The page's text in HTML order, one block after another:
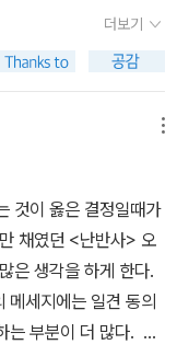
집. 탐정이면서 추리하
듯. <애꾸눈 탐정>
권 더 읽어볼 듯은 한
키 <
와 <하루살이> 이후,
작품은 각각 독립적
기 때문에 연작의 형
인가? 진상 싫어! 그
수가 많은 만큼 실패
많은 작가라고 생각
기, 인물, 인물들이
내는 독특한 형태의
훈한 스토리 자체도 좋
좋은 작품 써주길 바랍
시나 사람의 마음이
어주는 미미여사의 에
여사, 마치 그 시대속
바닥에 사정없이 내
불호가 있기 마련이
수 없는 인물들 속의
책에 불과하다고 쓰
동의는 한다. 왜냐하
도 전혀 이상할리 없
심할 여지없이 별 다섯
는데, 책을 들고 오지
데이브 거니 ! 존
버든의 작품「 658
고만 페이퍼에 포스팅
는 어떨까요. '궁
가슴에 확 와닿습니
. 미치오 슈스케 <물
과 장르문학의 경계
스케의 신작입니다.
작가들이 있는데, 그
어가지 않은 걸로 봐
(水色) 배경과 하얀
다. 렌조 미키히코 <
를 통해 알게 된 렌조
리면 다시 그 책을 집
몇년동안 책장의 한
,도 읽은것은 그리 오
이제야? 라는 느낌
느끼는 것이 바로 그런
를 바스락거리며 먹어
미있다. 가볍게 읽어
뜻에 의미를 부여하
생이란 채소나 다름없
?'하게 될 것 같지만,
다 마음이 있고 사정이
더보기
것이 옳은 결정일때가
은 생각을 하게 한다.
세지에는 일견 동의
는 부분이 더 많다. 제